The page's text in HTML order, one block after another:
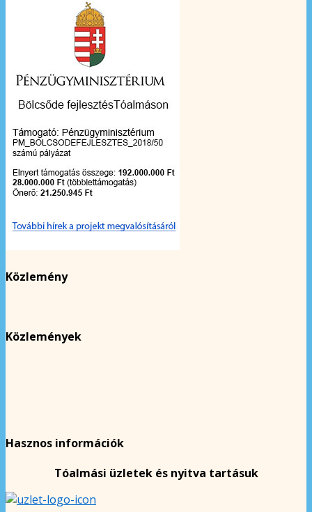
Közlemény
Közlemények
Hasznos információk
Tóalmási üzletek és nyitva tartásuk